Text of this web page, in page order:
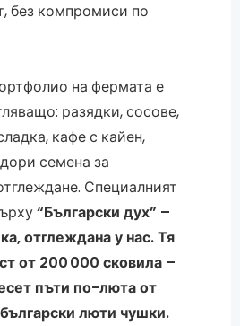
без компромиси по
на фермата е
разядки, сосове,
кафе с кайен,
семена за
Специалният
“Български дух” –
отглеждана у нас. Тя
от 200000 сковила –
пъти по-люта от
люти чушки.